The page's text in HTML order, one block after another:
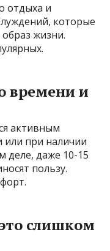
отдыха и
которые
жизни.
времени и
активным
при наличии
деле, даже 10-15
пользу.
слишком